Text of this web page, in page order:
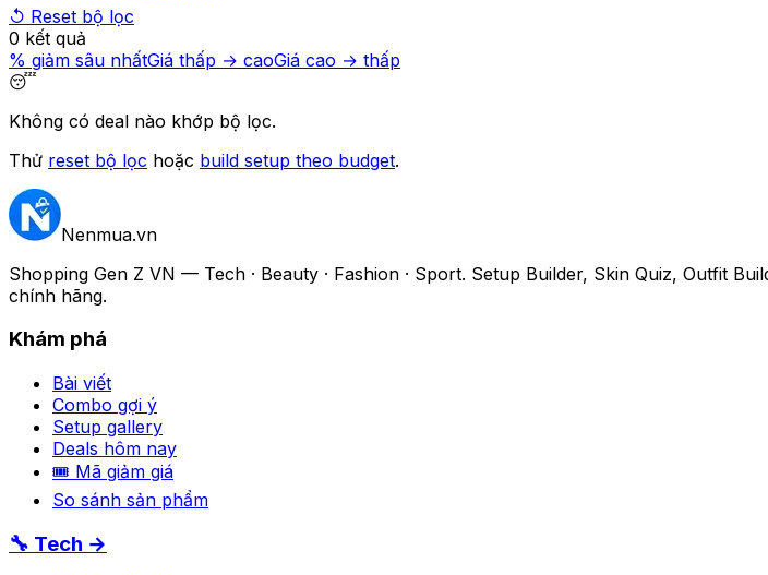
↺ Reset bộ lọc
0 kết quả
% giảm sâu nhấtGiá thấp → caoGiá cao → thấp
😴
Không có deal nào khớp bộ lọc.
Thử reset bộ lọc hoặc build setup theo budget.
Nenmua.vn
Shopping Gen Z VN — Tech · Beauty · Fashion · Sport. Setup Builder, Skin Quiz, Outfit
chính hãng.
Khám phá
Bài viết
Combo gợi ý
Setup gallery
Deals hôm nay
🎟 Mã giảm giá
So sánh sản phẩm
🔧 Tech →